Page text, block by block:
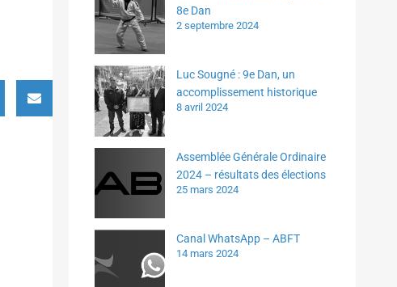
8e Dan
2 septembre 2024
Luc Sougné : 9e Dan, un
accomplissement historique
8 avril 2024
Assemblée Générale Ordinaire
2024 – résultats des élections
25 mars 2024
Canal WhatsApp – ABFT
14 mars 2024